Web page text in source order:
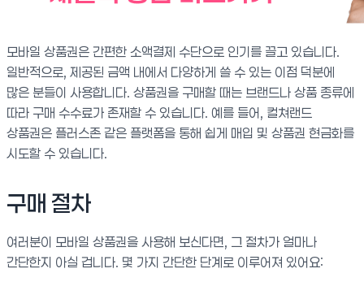
모바일 상품권은 간편한 소액결제 수단으로 인기를 끌고 있습니다.
일반적으로, 제공된 금액 내에서 다양하게 쓸 수 있는 이점 덕분에
많은 분들이 사용합니다. 상품권을 구매할 때는 브랜드나 상품 종류에
따라 구매 수수료가 존재할 수 있습니다. 예를 들어, 컬쳐랜드
상품권은 플러스존 같은 플랫폼을 통해 쉽게 매입 및 상품권 현금화를
시도할 수 있습니다.
구매 절차
여러분이 모바일 상품권을 사용해 보신다면, 그 절차가 얼마나
간단한지 아실 겁니다. 몇 가지 간단한 단계로 이루어져 있어요: